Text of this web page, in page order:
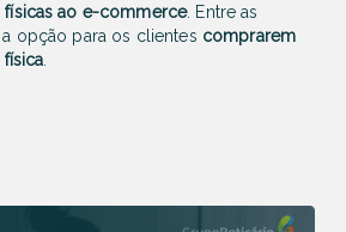
físicas ao e-commerce. Entre as
opção para os clientes comprarem
.